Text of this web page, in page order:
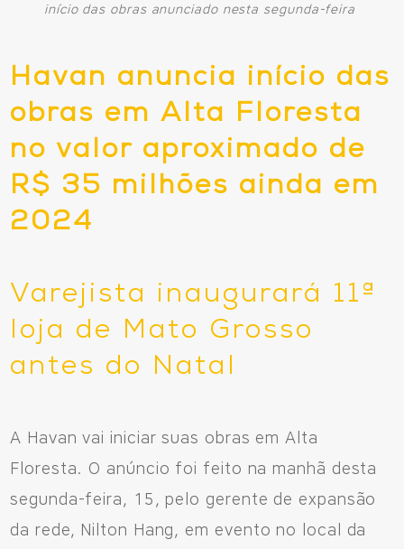
início das obras anunciado nesta segunda-feira
Havan anuncia início das
obras em Alta Floresta
no valor aproximado de
R$ 35 milhões ainda em
2024
Varejista inaugurará 11ª
loja de Mato Grosso
antes do Natal
A Havan vai iniciar suas obras em Alta
Floresta. O anúncio foi feito na manhã desta
segunda-feira, 15, pelo gerente de expansão
da rede, Nilton Hang, em evento no local da